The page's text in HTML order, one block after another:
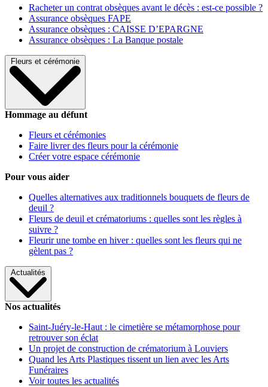
Racheter un contrat obsèques avant le décès : est-ce possible ?
Assurance obsèques FAPE
Assurance obsèques : CAISSE D’EPARGNE
Assurance obsèques : La Banque postale
Fleurs et cérémonie
Hommage au défunt
Fleurs et cérémonies
Faire livrer des fleurs pour la cérémonie
Créer votre espace cérémonie
Pour vous aider
Quelles alternatives aux traditionnels bouquets de fleurs de
deuil ?
Fleurs de deuil et crématoriums : quelles sont les règles à
suivre ?
Fleurir une tombe en hiver : quelles sont les fleurs qui ne
gèlent pas ?
Actualités
Nos actualités
Saint-Juéry-le-Haut : le cimetière se métamorphose pour
retrouver son éclat
Un projet de construction de crématorium à Louviers
Quand les Arts Plastiques tissent un lien avec les Arts
Funéraires
Voir toutes les actualités